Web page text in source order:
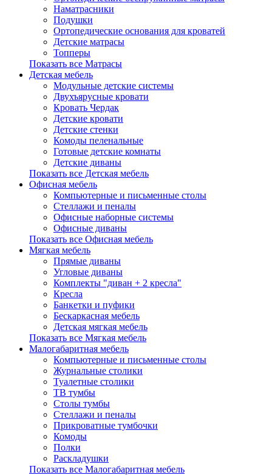
Наматрасники
Подушки
Ортопедические основания для кроватей
Детские матрасы
Топперы
Показать все Матрасы
Детская мебель
Модульные детские системы
Двухъярусные кровати
Кровать Чердак
Детские кровати
Детские стенки
Комоды пеленальные
Готовые детские комнаты
Детские диваны
Показать все Детская мебель
Офисная мебель
Компьютерные и письменные столы
Стеллажи и пеналы
Офисные наборные системы
Офисные диваны
Показать все Офисная мебель
Мягкая мебель
Прямые диваны
Угловые диваны
Комплекты "диван + 2 кресла"
Кресла
Банкетки и пуфики
Бескаркасная мебель
Детская мягкая мебель
Показать все Мягкая мебель
Малогабаритная мебель
Компьютерные и письменные столы
Журнальные столики
Туалетные столики
ТВ тумбы
Столы тумбы
Стеллажи и пеналы
Прикроватные тумбочки
Комоды
Полки
Раскладушки
Показать все Малогабаритная мебель